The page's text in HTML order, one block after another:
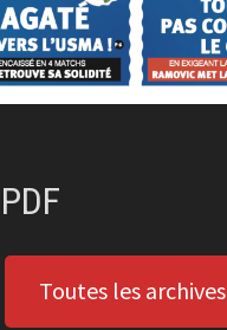
Toutes les archives